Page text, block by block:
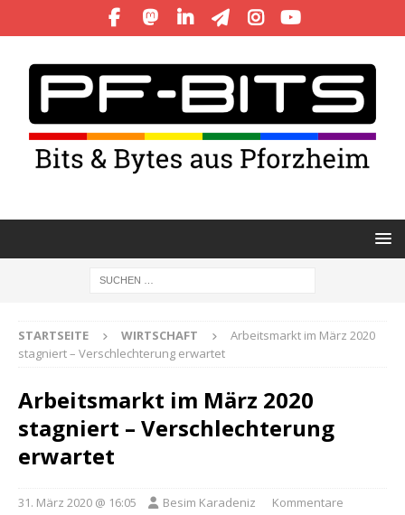
STARTSEITE WIRTSCHAFT
Arbeitsmarkt im März 2020
stagniert – Verschlechterung erwartet
Arbeitsmarkt im März 2020
stagniert – Verschlechterung
erwartet
31. März 2020 @ 16:05 Besim Karadeniz
Kommentare